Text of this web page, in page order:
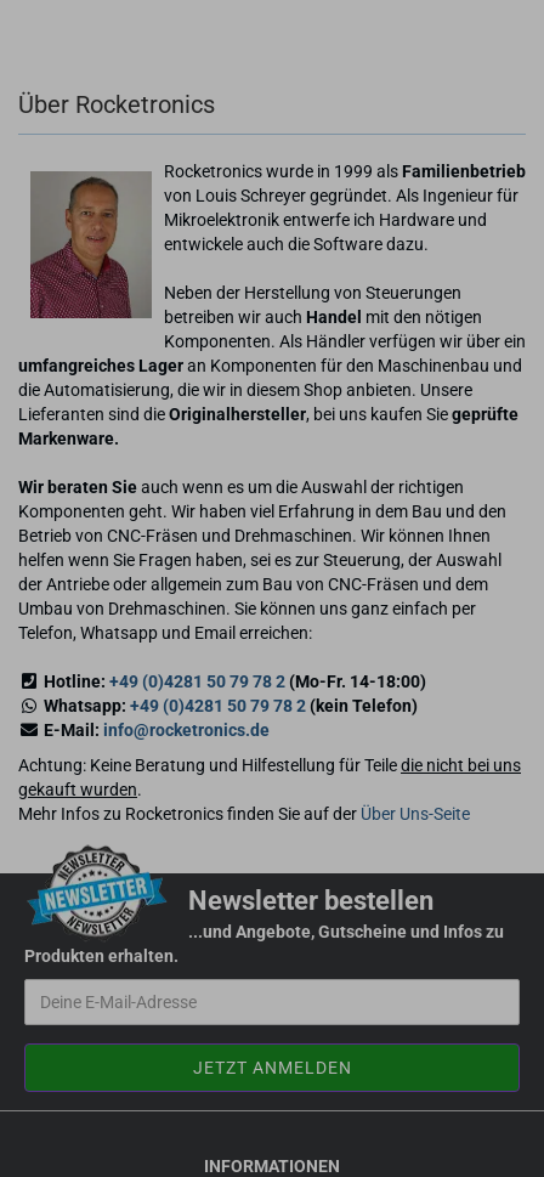
Über Rocketronics
Rocketronics wurde in 1999 als Familienbetrieb
von Louis Schreyer gegründet. Als Ingenieur für
Mikroelektronik entwerfe ich Hardware und
entwickele auch die Software dazu.
Neben der Herstellung von Steuerungen
betreiben wir auch Handel mit den nötigen
Komponenten. Als Händler verfügen wir über ein
umfangreiches Lageran Komponenten für den Maschinenbau und
die Automatisierung, die wir in diesem Shop anbieten. Unsere
Lieferanten sind dieOriginalhersteller, bei uns kaufen Siegeprüfte
Markenware.
Wir beraten Sieauch wenn es um die Auswahl der richtigen
Komponenten geht. Wir haben viel Erfahrung in dem Bau und den
Betrieb von CNC-Fräsen und Drehmaschinen. Wir können Ihnen
helfen wenn Sie Fragen haben, sei es zur Steuerung, der Auswahl
der Antriebe oder allgemein zum Bau von CNC-Fräsen und dem
Umbau von Drehmaschinen. Sie können uns ganz einfach per
Telefon, Whatsapp und Email erreichen:
Hotline: +49 (0)4281 50 79 78 2(Mo-Fr. 14-18:00)
Whatsapp: +49 (0)4281 50 79 78 2(kein Telefon)
E-Mail: info@rocketronics.de
Achtung: Keine Beratung und Hilfestellung für Teiledie nicht bei uns
gekauft wurden.
Mehr Infos zu Rocketronics finden Sie auf der Über Uns-Seite
Newsletter bestellen
...und Angebote, Gutscheine und Infos zu
Produkten erhalten.
INFORMATIONEN